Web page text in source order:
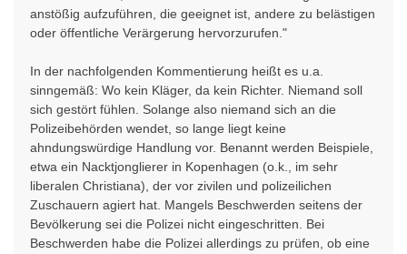
anstößig aufzuführen, die geeignet ist, andere zu belästigen
oder öffentliche Verärgerung hervorzurufen."
In der nachfolgenden Kommentierung heißt es u.a.
sinngemäß: Wo kein Kläger, da kein Richter. Niemand soll
sich gestört fühlen. Solange also niemand sich an die
Polizeibehörden wendet, so lange liegt keine
ahndungswürdige Handlung vor. Benannt werden Beispiele,
etwa ein Nacktjonglierer in Kopenhagen (o.k., im sehr
liberalen Christiana), der vor zivilen und polizeilichen
Zuschauern agiert hat. Mangels Beschwerden seitens der
Bevölkerung sei die Polizei nicht eingeschritten. Bei
Beschwerden habe die Polizei allerdings zu prüfen, ob eine